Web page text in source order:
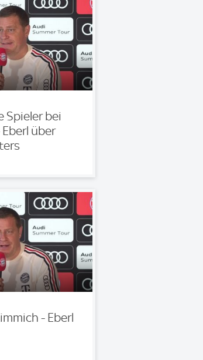
Spieler bei
über
- Eberl